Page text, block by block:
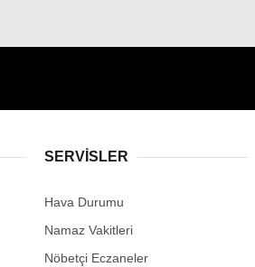
SERVİSLER
Hava Durumu
Namaz Vakitleri
Nöbetçi Eczaneler